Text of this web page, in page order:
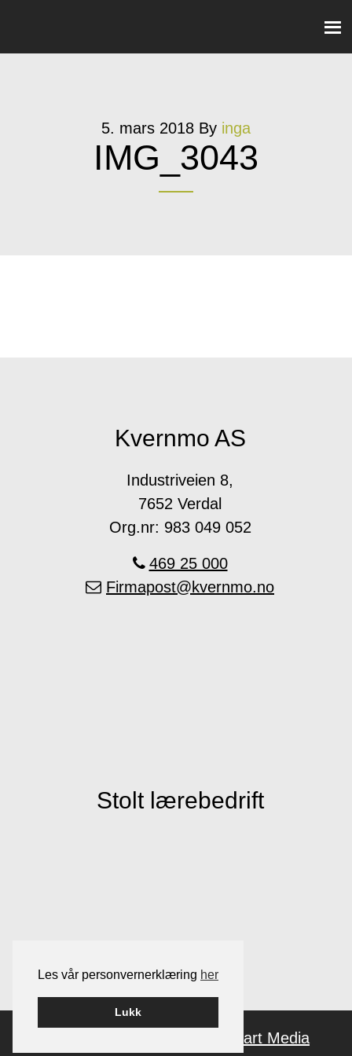
Les vår personvernerklæring her
Lukk
5. mars 2018 By inga
IMG_3043
Kvernmo AS
Industriveien 8,
7652 Verdal
Org.nr: 983 049 052
469 25 000
Firmapost@kvernmo.no
Stolt lærebedrift
Smart Media